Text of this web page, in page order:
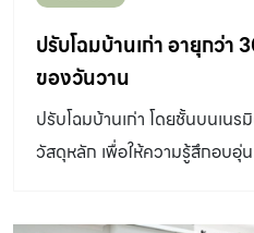
ปรับโฉมบ้านเก่า อายุกว่า
ของวันวาน
ปรับโฉมบ้านเก่า โดยชั้นบนเนร
วัสดุหลัก เพื่อให้ความรู้สึกอบอุ่